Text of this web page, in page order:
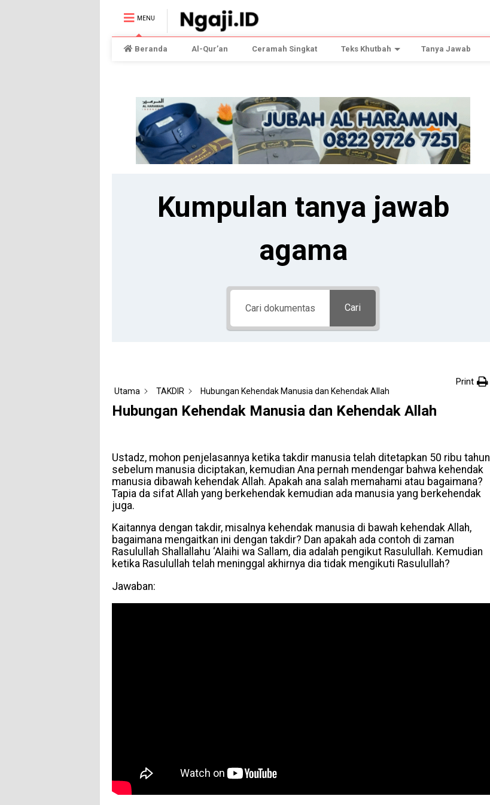
MENU
Beranda Al-Qur’an Ceramah Singkat Teks Khutbah Tanya Jawab
Kumpulan tanya jawab
agama
Cari
Utama TAKDIR Hubungan Kehendak Manusia dan Kehendak Allah
Print
Hubungan Kehendak Manusia dan Kehendak Allah
Ustadz, mohon penjelasannya ketika takdir manusia telah ditetapkan 50 ribu tahun
sebelum manusia diciptakan, kemudian Ana pernah mendengar bahwa kehendak
manusia dibawah kehendak Allah. Apakah ana salah memahami atau bagaimana?
Tapia da sifat Allah yang berkehendak kemudian ada manusia yang berkehendak
juga.
Kaitannya dengan takdir, misalnya kehendak manusia di bawah kehendak Allah,
bagaimana mengaitkan ini dengan takdir? Dan apakah ada contoh di zaman
Rasulullah Shallallahu ‘Alaihi wa Sallam, dia adalah pengikut Rasulullah. Kemudian
ketika Rasulullah telah meninggal akhirnya dia tidak mengikuti Rasulullah?
Jawaban: